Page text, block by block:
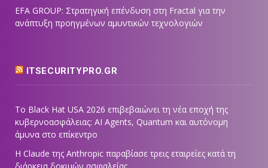
EFA GROUP: Στρατηγική επένδυση στη Fractal για την
ανάπτυξη προηγμένων αμυντικών τεχνολογιών
ITSECURITYPRO.GR
Το Black Hat USA 2026 επιβεβαιώνει τη νέα εποχή της
κυβερνοασφάλειας: AI Agents, Quantum και αυτόνομη
άμυνα στο επίκεντρο
Η Claude της Anthropic παραβίασε τρεις εταιρείες κατά τη